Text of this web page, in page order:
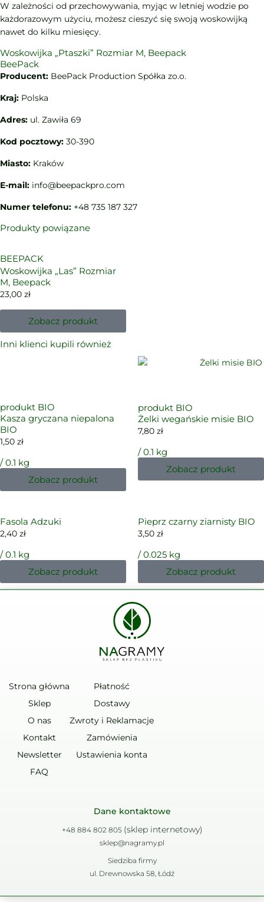
W zależności od przechowywania, myjąc w letniej wodzie po
każdorazowym użyciu, możesz cieszyć się swoją woskowijką
nawet do kilku miesięcy.
Woskowijka „Ptaszki” Rozmiar M, Beepack
BeePack
Producent: BeePack Production Spółka zo.o.
Kraj: Polska
Adres: ul. Zawiła 69
Kod pocztowy: 30-390
Miasto: Kraków
E-mail: info@beepackpro.com
Numer telefonu: +48 735 187 327
Produkty powiązane
BEEPACK
Woskowijka „Las” Rozmiar
M, Beepack
23,00 zł
Zobacz produkt
Inni klienci kupili również
produkt BIO
Kasza gryczana niepalona
BIO
1,50 zł
/ 0.1 kg
Zobacz produkt
produkt BIO
Żelki wegańskie misie BIO
7,80 zł
/ 0.1 kg
Zobacz produkt
Fasola Adzuki
2,40 zł
/ 0.1 kg
Zobacz produkt
Pieprz czarny ziarnisty BIO
3,50 zł
/ 0.025 kg
Zobacz produkt
Dane kontaktowe
+48 884 802 805 (sklep internetowy)
sklep@nagramy.pl
Siedziba firmy
ul. Drewnowska 58, Łódź
Strona główna
Sklep
O nas
Kontakt
Newsletter
FAQ
Płatność
Dostawy
Zwroty i Reklamacje
Zamówienia
Ustawienia konta